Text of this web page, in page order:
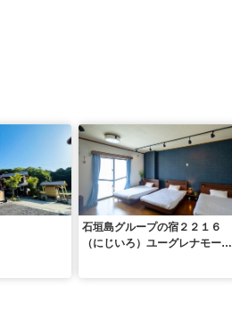
石垣島グループの宿２２１６
（にじいろ）ユーグレナモール